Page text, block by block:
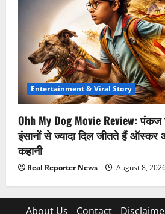
Entertainment & Viral Story
Ohh My Dog Movie Review: पंकज
इंसानों से ज्यादा दिल जीतते हैं ऑस्कर
कहानी
Real Reporter News August 8,
About Us Contact